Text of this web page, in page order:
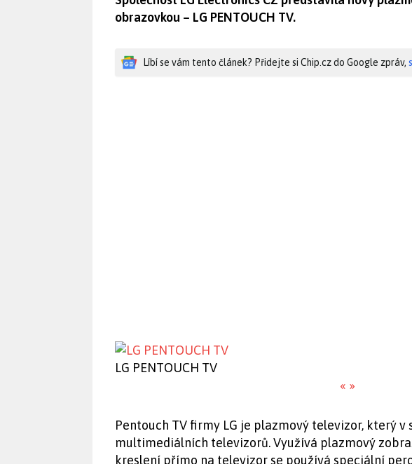
obrazovkou – LG PENTOUCH TV.
Líbí se vám tento článek? Přidejte si Chip.cz do Google zpráv,
LG PENTOUCH TV
« »
Pentouch TV firmy LG je plazmový televizor, který v
multimediálních televizorů. Využívá plazmový
kreslení přímo na televizor se používá speciální